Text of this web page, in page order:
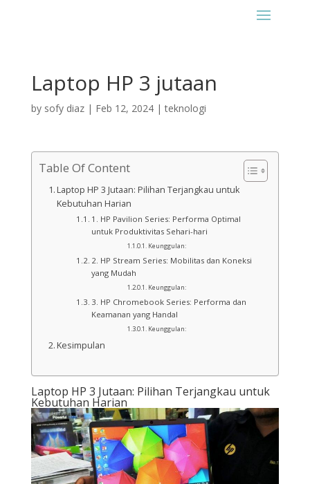
Laptop HP 3 jutaan
by sofy diaz| Feb 12, 2024|teknologi
Table Of Content
Laptop HP 3 Jutaan: Pilihan Terjangkau untuk
Kebutuhan Harian
1. HP Pavilion Series: Performa Optimal
untuk Produktivitas Sehari-hari
Keunggulan:
2. HP Stream Series: Mobilitas dan Koneksi
yang Mudah
Keunggulan:
3. HP Chromebook Series: Performa dan
Keamanan yang Handal
Keunggulan:
Kesimpulan
Laptop HP 3 Jutaan: Pilihan Terjangkau untuk
Kebutuhan Harian